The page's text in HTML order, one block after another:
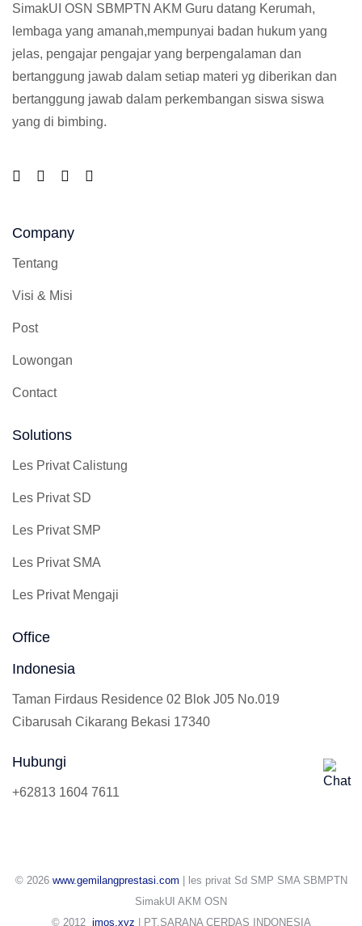
SimakUI OSN SBMPTN AKM Guru datang Kerumah,
lembaga yang amanah,mempunyai badan hukum yang
jelas, pengajar pengajar yang berpengalaman dan
bertanggung jawab dalam setiap materi yg diberikan dan
bertanggung jawab dalam perkembangan siswa siswa
yang di bimbing.
Company
Tentang
Visi & Misi
Post
Lowongan
Contact
Solutions
Les Privat Calistung
Les Privat SD
Les Privat SMP
Les Privat SMA
Les Privat Mengaji
Office
Indonesia
Taman Firdaus Residence 02 Blok J05 No.019
Cibarusah Cikarang Bekasi 17340
Hubungi
+62813 1604 7611
© 2026 www.gemilangprestasi.com | les privat Sd SMP SMA SBMPTN
SimakUI AKM OSN
© 2012 jmos.xyz | PT.SARANA CERDAS INDONESIA